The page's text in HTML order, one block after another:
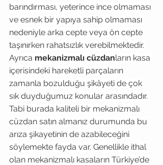
barındırması, yeterince ince olmaması
ve esnek bir yapıya sahip olmaması
nedeniyle arka cepte veya ön cepte
taşınırken rahatsızlık verebilmektedir.
Ayrıca mekanizmalı cüzdanların kasa
içerisindeki hareketli parçaların
zamanla bozulduğu şikâyeti de çok
sık duyduğumuz konular arasındadır.
Tabi burada kaliteli bir mekanizmalı
cüzdan satın almanız durumunda bu
arıza şikayetinin de azabileceğini
söylemekte fayda var. Genellikle ithal
olan mekanizmalı kasaların Türkiye’de